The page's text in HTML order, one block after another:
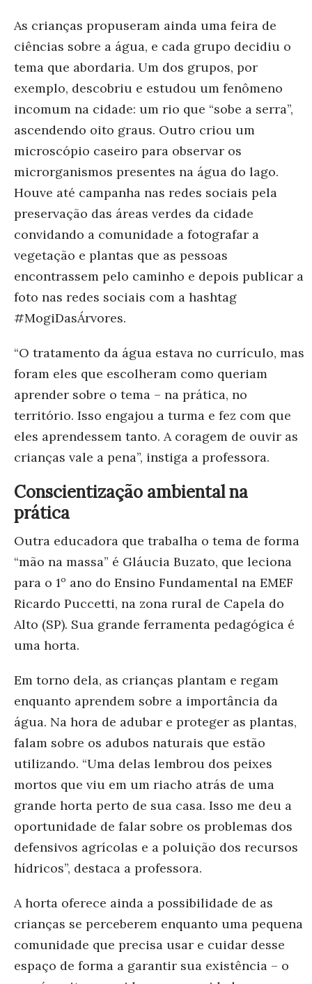
As crianças propuseram ainda uma feira de
ciências sobre a água, e cada grupo decidiu o
tema que abordaria. Um dos grupos, por
exemplo, descobriu e estudou um fenômeno
incomum na cidade: um rio que “sobe a serra”,
ascendendo oito graus. Outro criou um
microscópio caseiro para observar os
microrganismos presentes na água do lago.
Houve até campanha nas redes sociais pela
preservação das áreas verdes da cidade
convidando a comunidade a fotografar a
vegetação e plantas que as pessoas
encontrassem pelo caminho e depois publicar a
foto nas redes sociais com a hashtag
#MogiDasÁrvores.
“O tratamento da água estava no currículo, mas
foram eles que escolheram como queriam
aprender sobre o tema – na prática, no
território. Isso engajou a turma e fez com que
eles aprendessem tanto. A coragem de ouvir as
crianças vale a pena”, instiga a professora.
Conscientização ambiental na
prática
Outra educadora que trabalha o tema de forma
“mão na massa” é Gláucia Buzato, que leciona
para o 1º ano do Ensino Fundamental na EMEF
Ricardo Puccetti, na zona rural de Capela do
Alto (SP). Sua grande ferramenta pedagógica é
uma horta.
Em torno dela, as crianças plantam e regam
enquanto aprendem sobre a importância da
água. Na hora de adubar e proteger as plantas,
falam sobre os adubos naturais que estão
utilizando. “Uma delas lembrou dos peixes
mortos que viu em um riacho atrás de uma
grande horta perto de sua casa. Isso me deu a
oportunidade de falar sobre os problemas dos
defensivos agrícolas e a poluição dos recursos
hídricos”, destaca a professora.
A horta oferece ainda a possibilidade de as
crianças se perceberem enquanto uma pequena
comunidade que precisa usar e cuidar desse
espaço de forma a garantir sua existência – o